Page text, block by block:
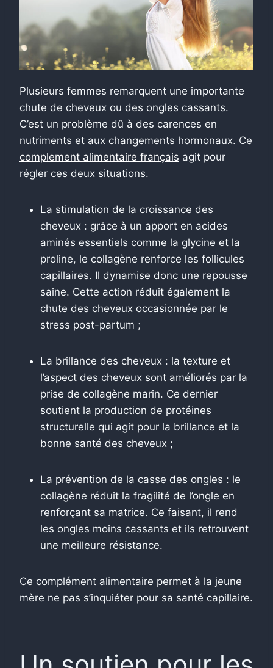
Plusieurs femmes remarquent une importante
chute de cheveux ou des ongles cassants.
C’est un problème dû à des carences en
nutriments et aux changements hormonaux. Ce
complement alimentaire français agit pour
régler ces deux situations.
La stimulation de la croissance des
cheveux : grâce à un apport en acides
aminés essentiels comme la glycine et la
proline, le collagène renforce les follicules
capillaires. Il dynamise donc une repousse
saine. Cette action réduit également la
chute des cheveux occasionnée par le
stress post-partum ;
La brillance des cheveux : la texture et
l’aspect des cheveux sont améliorés par la
prise de collagène marin. Ce dernier
soutient la production de protéines
structurelle qui agit pour la brillance et la
bonne santé des cheveux ;
La prévention de la casse des ongles : le
collagène réduit la fragilité de l’ongle en
renforçant sa matrice. Ce faisant, il rend
les ongles moins cassants et ils retrouvent
une meilleure résistance.
Ce complément alimentaire permet à la jeune
mère ne pas s’inquiéter pour sa santé capillaire.